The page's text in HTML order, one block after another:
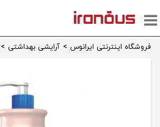
فروشگاه اینترنتی ایرانوس > آرایشی بهداشتی >